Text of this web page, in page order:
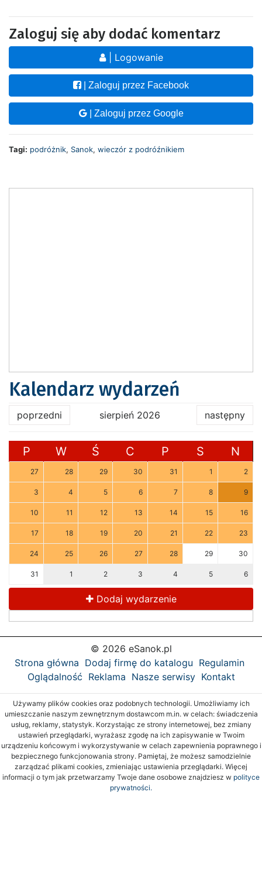
Zaloguj się aby dodać komentarz
| Logowanie
| Zaloguj przez Facebook
| Zaloguj przez Google
Tagi: podróżnik, Sanok, wieczór z podróźnikiem
Kalendarz wydarzeń
poprzedni sierpień 2026 następny
P W Ś C P S N
27 28 29 30 31 1 2
3 4 5 6 7 8 9
10 11 12 13 14 15 16
17 18 19 20 21 22 23
24 25 26 27 28 29 30
31 1 2 3 4 5 6
Dodaj wydarzenie
© 2026 eSanok.pl
Strona główna Dodaj firmę do katalogu Regulamin
Oglądalność Reklama Nasze serwisy Kontakt
Używamy plików cookies oraz podobnych technologii. Umożliwiamy ich
umieszczanie naszym zewnętrznym dostawcom m.in. w celach: świadczenia
usług, reklamy, statystyk. Korzystając ze strony internetowej, bez zmiany
ustawień przeglądarki, wyrażasz zgodę na ich zapisywanie w Twoim
urządzeniu końcowym i wykorzystywanie w celach zapewnienia poprawnego i
bezpiecznego funkcjonowania strony. Pamiętaj, że możesz samodzielnie
zarządzać plikami cookies, zmieniając ustawienia przeglądarki. Więcej
informacji o tym jak przetwarzamy Twoje dane osobowe znajdziesz w polityce
prywatności.